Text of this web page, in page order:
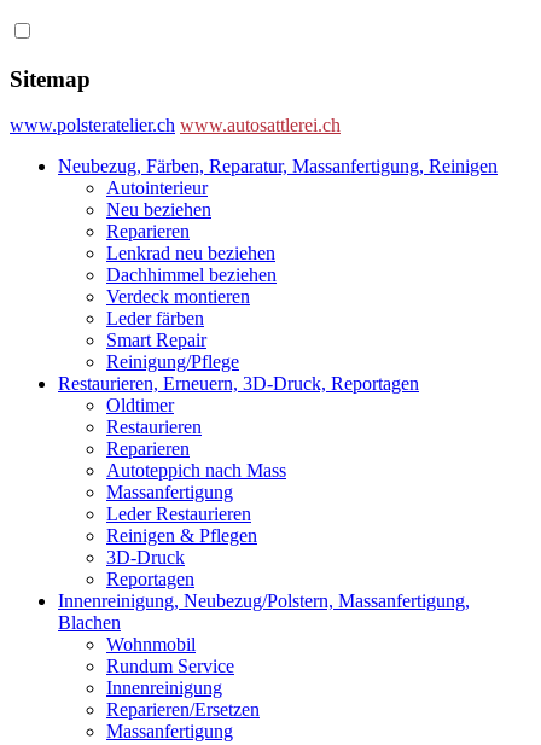
Sitemap
www.polsteratelier.ch www.autosattlerei.ch
Neubezug, Färben, Reparatur, Massanfertigung, Reinigen
Autointerieur
Neu beziehen
Reparieren
Lenkrad neu beziehen
Dachhimmel beziehen
Verdeck montieren
Leder färben
Smart Repair
Reinigung/Pflege
Restaurieren, Erneuern, 3D-Druck, Reportagen
Oldtimer
Restaurieren
Reparieren
Autoteppich nach Mass
Massanfertigung
Leder Restaurieren
Reinigen & Pflegen
3D-Druck
Reportagen
Innenreinigung, Neubezug/Polstern, Massanfertigung,
Blachen
Wohnmobil
Rundum Service
Innenreinigung
Reparieren/Ersetzen
Massanfertigung